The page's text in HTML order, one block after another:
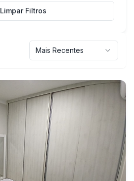
Limpar Filtros
Mais Recentes